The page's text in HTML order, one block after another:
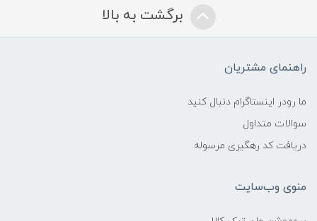
برگشت به بالا
راهنمای مشتریان
ما رودر اینستاگرام دنبال کنید
سوالات متداول
دریافت کد رهگیری مرسوله
منوی وب‌سایت